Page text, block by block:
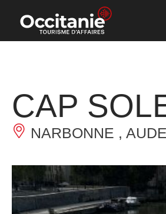
Panneau de gestion des cookies
CAP
NARBONNE , AUDE